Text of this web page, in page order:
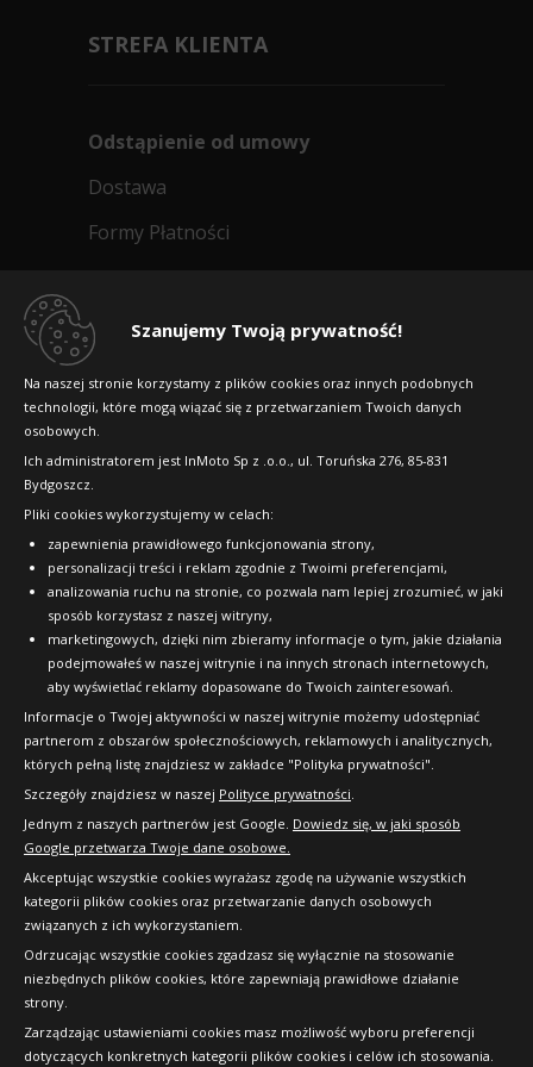
Szanujemy Twoją prywatność!
Na naszej stronie korzystamy z plików cookies oraz innych podobnych
technologii, które mogą wiązać się z przetwarzaniem Twoich danych
osobowych.
Ich administratorem jest InMoto Sp z .o.o., ul. Toruńska 276, 85-831
Bydgoszcz.
Pliki cookies wykorzystujemy w celach:
zapewnienia prawidłowego funkcjonowania strony,
personalizacji treści i reklam zgodnie z Twoimi preferencjami,
analizowania ruchu na stronie, co pozwala nam lepiej zrozumieć, w jaki
sposób korzystasz z naszej witryny,
marketingowych, dzięki nim zbieramy informacje o tym, jakie działania
podejmowałeś w naszej witrynie i na innych stronach internetowych,
aby wyświetlać reklamy dopasowane do Twoich zainteresowań.
Informacje o Twojej aktywności w naszej witrynie możemy udostępniać
partnerom z obszarów społecznościowych, reklamowych i analitycznych,
których pełną listę znajdziesz w zakładce "Polityka prywatności".
Szczegóły znajdziesz w naszej Polityce prywatności.
Jednym z naszych partnerów jest Google. Dowiedz się, w jaki sposób
Google przetwarza Twoje dane osobowe.
Akceptując wszystkie cookies wyrażasz zgodę na używanie wszystkich
kategorii plików cookies oraz przetwarzanie danych osobowych
związanych z ich wykorzystaniem.
Odrzucając wszystkie cookies zgadzasz się wyłącznie na stosowanie
niezbędnych plików cookies, które zapewniają prawidłowe działanie
strony.
Zarządzając ustawieniami cookies masz możliwość wyboru preferencji
dotyczących konkretnych kategorii plików cookies i celów ich stosowania.
346
Kup
STREFA KLIENTA
Odstąpienie od umowy
Dostawa
Formy Płatności
Dlaczego warto kupić w 24opony.pl
Raty
FAQ
OFICJALNY PARTNER
Copyright © 2010-2026 24opony.pl. Wszelkie
prawa zastrzeżone.